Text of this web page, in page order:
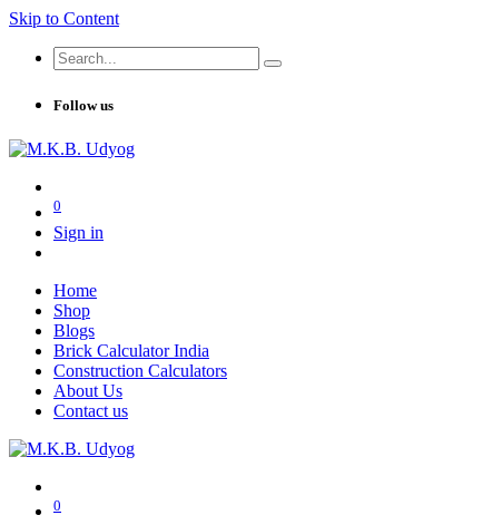
Skip to Content
Follow us
0
Sign in
Home
Shop
Blogs
Brick Calculator India
Construction Calculators
About Us
Contact us
0